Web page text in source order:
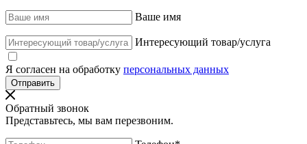
Ваше имя
Интересующий товар/услуга
Я согласен на обработку персональных данных
Обратный звонок
Представьтесь, мы вам перезвоним.